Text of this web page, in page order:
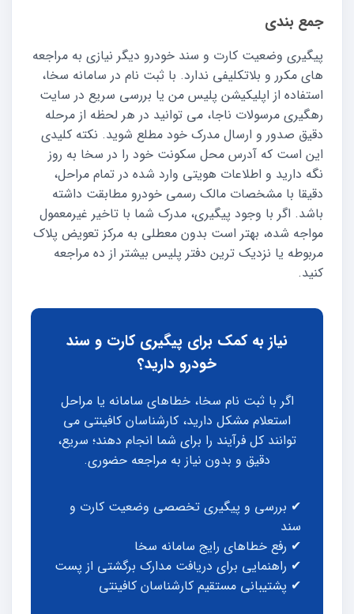
جمع بندی
پیگیری وضعیت کارت و سند خودرو دیگر نیازی به مراجعه
های مکرر و بلاتکلیفی ندارد. با ثبت نام در سامانه سخا،
استفاده از اپلیکیشن پلیس من یا بررسی سریع در سایت
رهگیری مرسولات ناجا، می توانید در هر لحظه از مرحله
دقیق صدور و ارسال مدرک خود مطلع شوید. نکته کلیدی
این است که آدرس محل سکونت خود را در سخا به روز
نگه دارید و اطلاعات هویتی وارد شده در تمام مراحل،
دقیقا با مشخصات مالک رسمی خودرو مطابقت داشته
باشد. اگر با وجود پیگیری، مدرک شما با تاخیر غیرمعمول
مواجه شده، بهتر است بدون معطلی به مرکز تعویض پلاک
مربوطه یا نزدیک ترین دفتر پلیس بیشتر از ده مراجعه
کنید.
نیاز به کمک برای پیگیری کارت و سند
خودرو دارید؟
اگر با ثبت نام سخا، خطاهای سامانه یا مراحل
استعلام مشکل دارید، کارشناسان کافینتی می
توانند کل فرآیند را برای شما انجام دهند؛ سریع،
دقیق و بدون نیاز به مراجعه حضوری.
✔ بررسی و پیگیری تخصصی وضعیت کارت و
سند
✔ رفع خطاهای رایج سامانه سخا
✔ راهنمایی برای دریافت مدارک برگشتی از پست
✔ پشتیبانی مستقیم کارشناسان کافینتی